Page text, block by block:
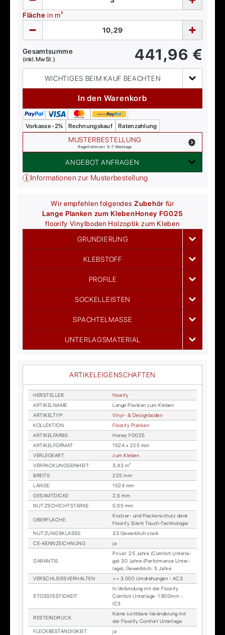
Fläche in m²
Gesamtsumme
(inkl. MwSt.) 441,96 €
WICHTIGES BEIM KAUF BEACHTEN
In den Warenkorb
Vorkasse -2% Rechnungskauf Ratenzahlung
MUSTERBESTELLUNG
Regellieferzeit: 5-7 Werktage
ANGEBOT ANFRAGEN
Informationen zur Musterbestellung
Wir empfehlen folgendesZubehör für
Lange Planken zum KlebenHoney FG025
floorify Vinylboden Holzoptik zum Kleben
GRUNDIERUNG
KLEBSTOFF
PROFILE
SOCKELLEISTEN
SPACHTELMASSE
UNTERLAGSMATERIAL
ARTIKELEIGENSCHAFTEN
HER­STEL­LER:
floo­ri­fy
AR­TI­KEL­NA­ME:
Lan­ge Plan­ken zum Kle­ben
AR­TI­KEL­TYP:
Vi­nyl- & De­sign­bo­den
KOL­LEK­TI­ON:
Floo­ri­fy Plan­ken
AR­TI­KEL­FAR­BE:
Ho­ney FG025
AR­TI­KEL­FOR­MAT:
1524 x 225 mm
VER­LE­GE­ART:
zum Kle­ben
VER­PA­CKUNGS­EIN­HEIT:
3,43 m²
BREI­TE:
225 mm
LÄN­GE:
1524 mm
GE­SAMT­DI­CKE:
2,5 mm
NUTZ­SCHICHT­STÄR­KE: 0,55 mm
OBER­FLÄ­CHE:
Krat­zer- und Fle­cken­schutz dank
Floo­ri­fy Si­lent Touch-Tech­no­lo­gie
NUT­ZUNGS­KLAS­SE:
33 Ge­werb­lich stark
CE-KENN­ZEICH­NUNG: ja
GA­RAN­TIE:
Pri­vat: 25 Jah­re (Com­fort Un­ter­la­
ge) 30 Jah­re (Per­for­mance Un­ter­
la­ge), Ge­werb­lich: 5 Jah­re
VER­SCHLEISS­VER­HAL­TEN: >= 3.000 Um­dre­hun­gen - AC3
STOSS­FES­TIG­KEIT:
In Ver­bin­dung mit der Floo­ri­fy
Com­fort Un­ter­la­ge: 1.800mm -
IC3
RESTEIN­DRUCK:
Kei­ne sicht­ba­re Ver­än­de­rung mit
der Floo­ri­fy Com­fort Un­ter­la­ge
FLECK­BE­STÄN­DIG­KEIT:
ja